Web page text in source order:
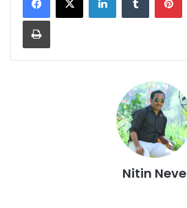
Print
Nitin Neve